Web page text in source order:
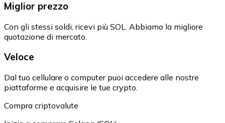
Miglior prezzo
Con gli stessi soldi, ricevi più SOL. Abbiamo la migliore
quotazione di mercato.
Veloce
Dal tuo cellulare o computer puoi accedere alle nostre
piattaforme e acquisire le tue crypto.
Compra criptovalute